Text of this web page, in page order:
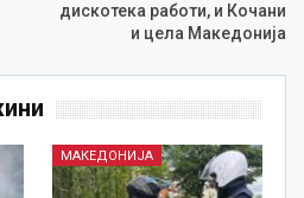
дискотека работи, и Кочани
и цела Македонија
МАКЕДОНИЈА